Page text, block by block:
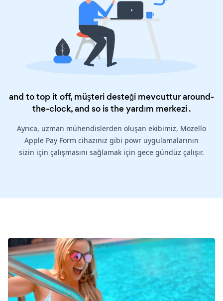
and to top it off, müşteri desteği mevcuttur around-
the-clock, and so is theyardım merkezi.
Ayrıca, uzman mühendislerden oluşan ekibimiz, Mozello
Apple Pay Form cihazınız gibi powr uygulamalarının
sizin için çalışmasını sağlamak için gece gündüz çalışır.